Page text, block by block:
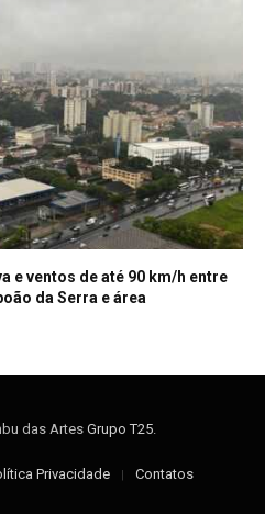
e ventos de até 90 km/h entre
da Serra e área
das Artes Grupo T25.
Privacidade Contatos